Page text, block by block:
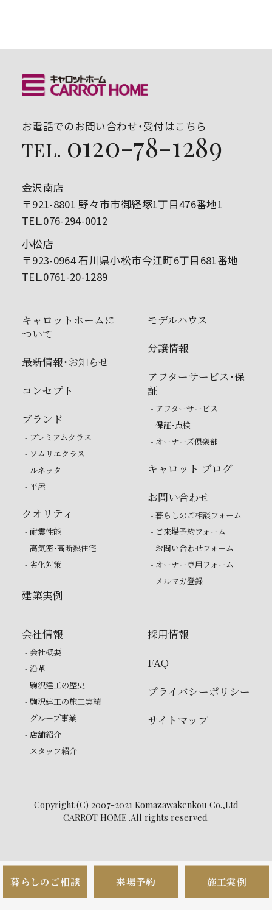
お電話でのお問い合わせ・受付はこちら
TEL. 0120-78-1289
金沢南店
〒921-8801 野々市市御経塚1丁目476番地1
TEL.076-294-0012
小松店
〒923-0964 石川県小松市今江町6丁目681番地
TEL.0761-20-1289
キャロットホームに
ついて
最新情報・お知らせ
コンセプト
ブランド
- プレミアムクラス
- ソムリエクラス
- ルネッタ
- 平屋
クオリティ
- 耐震性能
- 高気密・高断熱住宅
- 劣化対策
建築実例
モデルハウス
分譲情報
アフターサービス・保
証
- アフターサービス
- 保証・点検
- オーナーズ倶楽部
キャロット ブログ
お問い合わせ
- 暮らしのご相談フォーム
- ご来場予約フォーム
- お問い合わせフォーム
- オーナー専用フォーム
- メルマガ登録
会社情報
- 会社概要
- 沿革
- 駒沢建工の歴史
- 駒沢建工の施工実績
- グループ事業
- 店舗紹介
- スタッフ紹介
採用情報
FAQ
プライバシーポリシー
サイトマップ
Copyright (C) 2007-2021 Komazawakenkou Co.,Ltd
CARROT HOME .All rights reserved.
暮らしのご相談 来場予約 施工実例